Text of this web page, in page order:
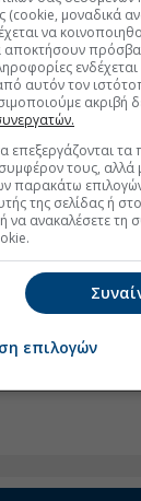
επί του
του
μοναδικά
να
ενδέχεται
αυτόν τον
ακριβή
επεξεργάζονται
τους, αλλά
παρακάτω
της σελίδας ή
να ανακαλέσετε τη
επιλογών